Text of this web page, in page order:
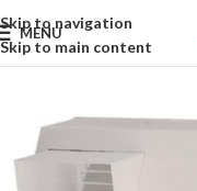
Skip to navigation
Skip to main content
MENU